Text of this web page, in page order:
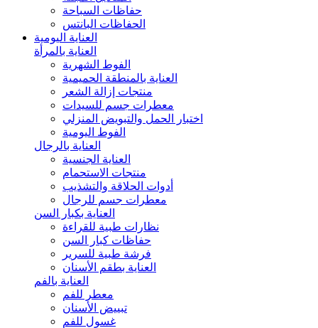
حفاظات السباحة
الحفاظات البانتس
العناية اليومية
العناية بالمرأة
الفوط الشهرية
العناية بالمنطقة الحميمية
منتجات إزالة الشعر
معطرات جسم للسيدات
اختبار الحمل والتبويض المنزلي
الفوط اليومية
العناية بالرجال
العناية الجنسية
منتجات الاستحمام
أدوات الحلاقة والتشذيب
معطرات جسم للرجال
العناية بكبار السن
نظارات طبية للقراءة
حفاظات كبار السن
فرشة طبية للسرير
العناية بطقم الأسنان
العناية بالفم
معطر للفم
تبييض الأسنان
غسول للفم